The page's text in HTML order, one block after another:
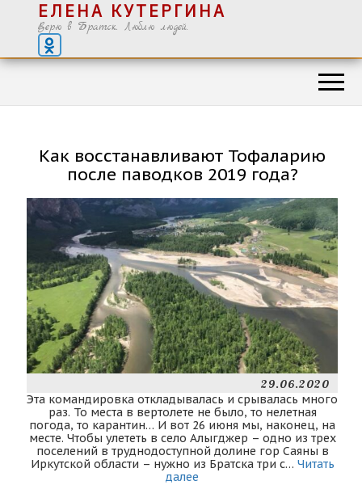
ЕЛЕНА КУТЕРГИНА
Верю в Братск. Люблю людей.
Как восстанавливают Тофаларию
после паводков 2019 года?
29.06.2020
Эта командировка откладывалась и срывалась много
раз. То места в вертолете не было, то нелетная
погода, то карантин… И вот 26 июня мы, наконец, на
месте. Чтобы улететь в село Алыгджер – одно из трех
поселений в труднодоступной долине гор Саяны в
Иркутской области – нужно из Братска три с… Читать
далее